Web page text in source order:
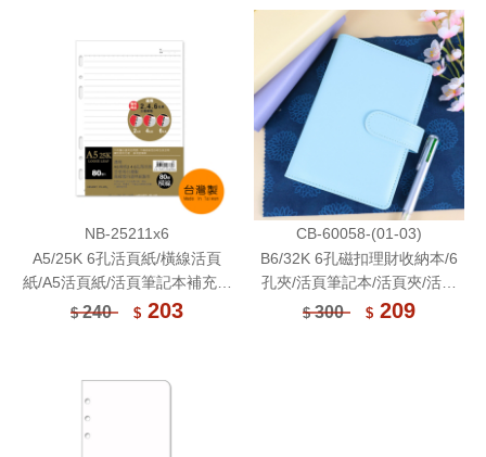
孔夾)
NB-25211x6
A5/25K 6孔活頁紙/橫線活頁
紙/A5活頁紙/活頁筆記本補充內
頁/萬用手冊內頁/手帳內頁(80
$240 $ 203
CB-60058-(01-03)
B6/32K 6孔磁扣理財收納本/6
孔夾/活頁筆記本/活頁夾/活頁
本/理財收納本/鈔票收納/記帳
$300 $ 209